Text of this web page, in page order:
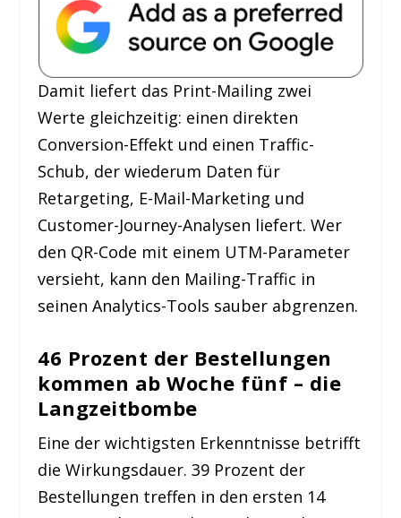
Damit liefert das Print-Mailing zwei
Werte gleichzeitig: einen direkten
Conversion-Effekt und einen Traffic-
Schub, der wiederum Daten für
Retargeting, E-Mail-Marketing und
Customer-Journey-Analysen liefert. Wer
den QR-Code mit einem UTM-Parameter
versieht, kann den Mailing-Traffic in
seinen Analytics-Tools sauber abgrenzen.
46 Prozent der Bestellungen
kommen ab Woche fünf – die
Langzeitbombe
Eine der wichtigsten Erkenntnisse betrifft
die Wirkungsdauer. 39 Prozent der
Bestellungen treffen in den ersten 14